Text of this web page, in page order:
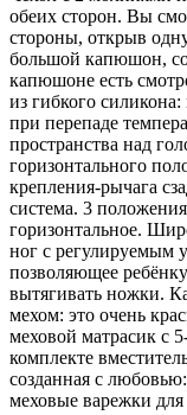
обеих сторон. Вы
стороны, открыв
большой капюшон,
капюшоне есть
из гибкого
при перепаде
пространства над
горизонтального
крепления-рычага
система. 3
горизонтальное.
ног с регулируемым
позволяющее
вытягивать ножки.
мехом: это очень
меховой матрасик с
комплекте
созданная с
меховые варежки